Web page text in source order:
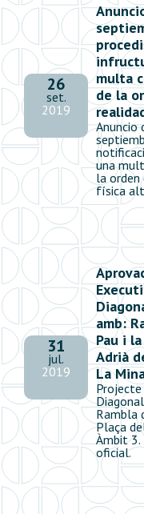
26
set.
2019
multa
de la
Anuncio
una
la orden
física
31
jul.
2019
amb:
Pau i
Adrià
La
Projecte
Rambla
Plaça
Àmbit 3.
oficial.